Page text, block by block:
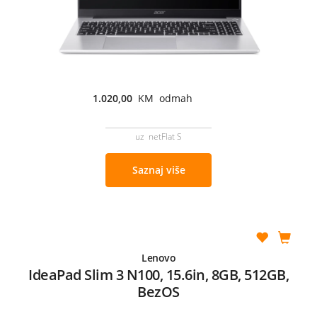
1.020,00 KM odmah
uz netFlat S
Saznaj više
Lenovo
IdeaPad Slim 3 N100, 15.6in, 8GB, 512GB,
BezOS